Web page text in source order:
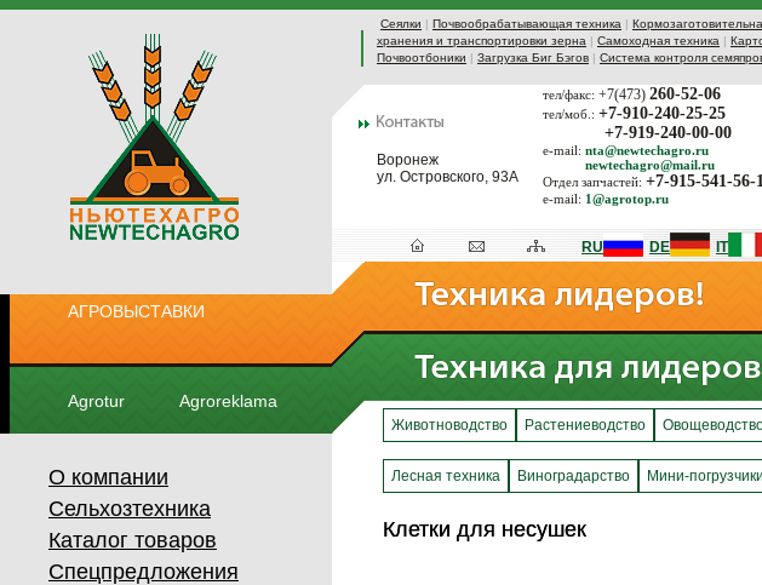
Сеялки | Почвообрабатывающая техника |
хранения и транспортировки зерна | Самоходная техника |
Почвоотбоники | Загрузка Биг Бэгов | Система контроля
Воронеж
ул. Островского, 93А
тел/факс: +7(473) 260-52-06
тел/моб.: +7-910-240-25-25
+7-919-240-00-00
e-mail: nta@newtechagro.ru
newtechagro@mail.ru
Отдел запчастей: +7-915-541-56-
e-mail: 1@agrotop.ru
АГРОВЫСТАВКИ
Agrotur Agroreklama
RU DE IT
О компании
Сельхозтехника
Каталог товаров
Спецпредложения
Животноводство Растениеводство
Лесная техника Виноградарство Мини-погрузчики
Клетки для несушек
Клетки для несушек